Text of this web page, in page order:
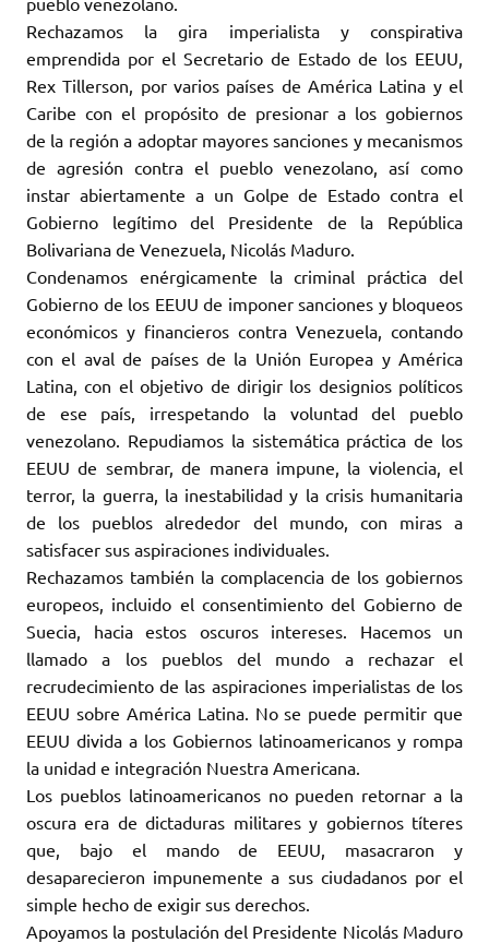
Rechazamos la gira imperialista y conspirativa
emprendida por el Secretario de Estado de los EEUU,
Rex Tillerson, por varios países de América Latina y el
Caribe con el propósito de presionar a los gobiernos
de la región a adoptar mayores sanciones y mecanismos
de agresión contra el pueblo venezolano, así como
instar abiertamente a un Golpe de Estado contra el
Gobierno legítimo del Presidente de la República
Bolivariana de Venezuela, Nicolás Maduro.
Condenamos enérgicamente la criminal práctica del
Gobierno de los EEUU de imponer sanciones y bloqueos
económicos y financieros contra Venezuela, contando
con el aval de países de la Unión Europea y América
Latina, con el objetivo de dirigir los designios políticos
de ese país, irrespetando la voluntad del pueblo
venezolano. Repudiamos la sistemática práctica de los
EEUU de sembrar, de manera impune, la violencia, el
terror, la guerra, la inestabilidad y la crisis humanitaria
de los pueblos alrededor del mundo, con miras a
satisfacer sus aspiraciones individuales.
Rechazamos también la complacencia de los gobiernos
europeos, incluido el consentimiento del Gobierno de
Suecia, hacia estos oscuros intereses. Hacemos un
llamado a los pueblos del mundo a rechazar el
recrudecimiento de las aspiraciones imperialistas de los
EEUU sobre América Latina. No se puede permitir que
EEUU divida a los Gobiernos latinoamericanos y rompa
la unidad e integración Nuestra Americana.
Los pueblos latinoamericanos no pueden retornar a la
oscura era de dictaduras militares y gobiernos títeres
que, bajo el mando de EEUU, masacraron y
desaparecieron impunemente a sus ciudadanos por el
simple hecho de exigir sus derechos.
Apoyamos la postulación del Presidente Nicolás Maduro